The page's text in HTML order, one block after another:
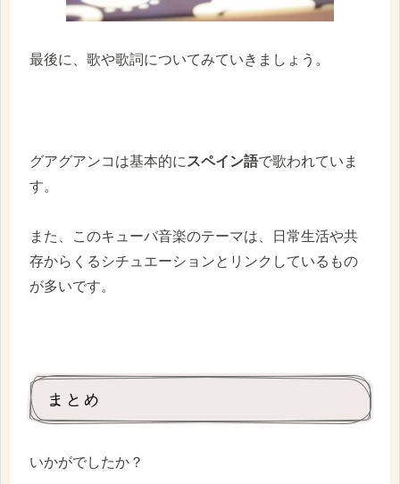
最後に、歌や歌詞についてみていきましょう。
グアグアンコは基本的に スペイン語で歌われていま
す。
また、このキューバ音楽のテーマは、日常生活や共
存からくるシチュエーションとリンクしているもの
が多いです。
まとめ
いかがでしたか？